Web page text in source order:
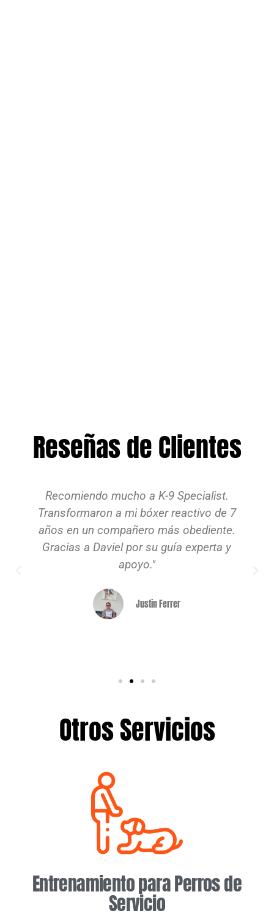
Reseñas de Clientes
Recomiendo mucho a K-9 Specialist.
Transformaron a mi bóxer reactivo de 7
años en un compañero más obediente.
Gracias a Daviel por su guía experta y
apoyo."
Justin Ferrer
Otros Servicios
Entrenamiento para Perros de
Servicio